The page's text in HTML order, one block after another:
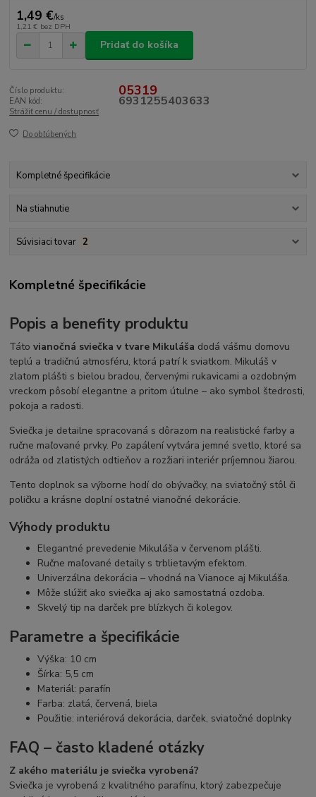
1,49 €/ks
1,21 € bez DPH
Pridať do košíka
Číslo produktu: 05319
EAN kód: 6931255403633
Strážiť cenu / dostupnosť
Do obľúbených
Kompletné špecifikácie
Na stiahnutie
Súvisiaci tovar 2
Kompletné špecifikácie
Popis a benefity produktu
Tátovianočná sviečka v tvare Mikuláša dodá vášmu domovu
teplú a tradičnú atmosféru, ktorá patrí k sviatkom. Mikuláš v
zlatom plášti s bielou bradou, červenými rukavicami a ozdobným
vreckom pôsobí elegantne a pritom útulne – ako symbol štedrosti,
pokoja a radosti.
Sviečka je detailne spracovaná s dôrazom na realistické farby a
ručne maľované prvky. Po zapálení vytvára jemné svetlo, ktoré sa
odráža od zlatistých odtieňov a rozžiari interiér príjemnou žiarou.
Tento doplnok sa výborne hodí do obývačky, na sviatočný stôl či
poličku a krásne doplní ostatné vianočné dekorácie.
Výhody produktu
Elegantné prevedenie Mikuláša v červenom plášti.
Ručne maľované detaily s trblietavým efektom.
Univerzálna dekorácia – vhodná na Vianoce aj Mikuláša.
Môže slúžiť ako sviečka aj ako samostatná ozdoba.
Skvelý tip na darček pre blízkych či kolegov.
Parametre a špecifikácie
Výška: 10 cm
Šírka: 5,5 cm
Materiál: parafín
Farba: zlatá, červená, biela
Použitie: interiérová dekorácia, darček, sviatočné doplnky
FAQ – často kladené otázky
Z akého materiálu je sviečka vyrobená?
Sviečka je vyrobená z kvalitného parafínu, ktorý zabezpečuje